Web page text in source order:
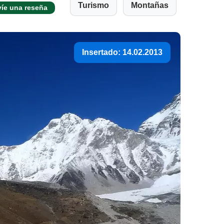
una reseña Turismo Montañas
Insertado: 14.02.2013